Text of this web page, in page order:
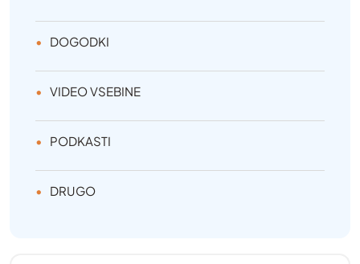
DOGODKI
VIDEO VSEBINE
PODKASTI
DRUGO